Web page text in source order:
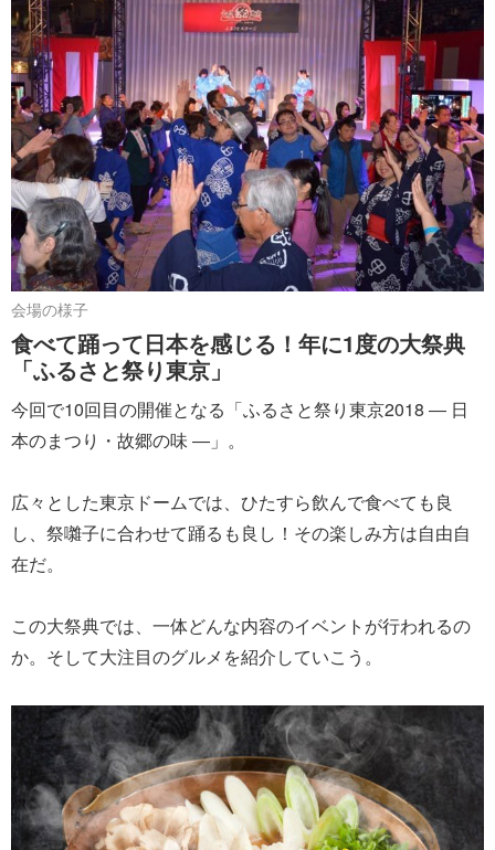
会場の様子
食べて踊って日本を感じる！年に1度の大祭典
「ふるさと祭り東京」
今回で10回目の開催となる「ふるさと祭り東京2018 ― 日
本のまつり・故郷の味 ―」。
広々とした東京ドームでは、ひたすら飲んで食べても良
し、祭囃子に合わせて踊るも良し！その楽しみ方は自由自
在だ。
この大祭典では、一体どんな内容のイベントが行われるの
か。そして大注目のグルメを紹介していこう。